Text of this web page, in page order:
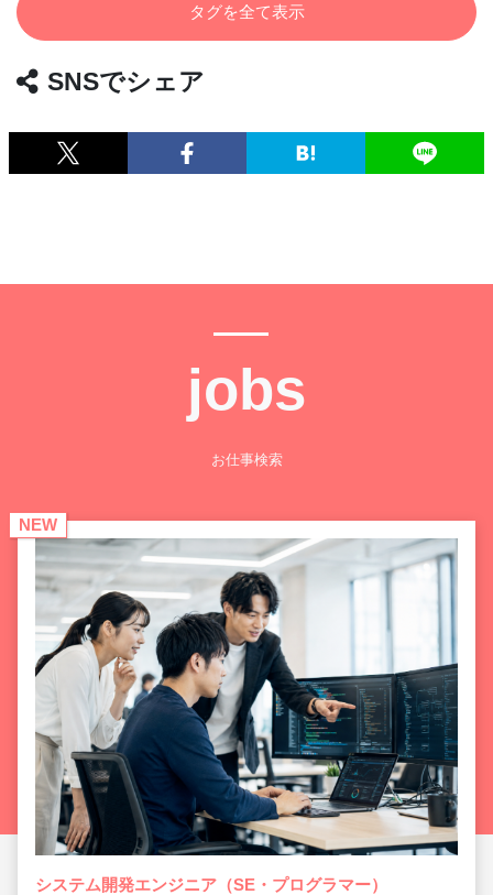
タグを全て表示
SNSでシェア
jobs
お仕事検索
NEW
システム開発エンジニア（SE・プログラマー）